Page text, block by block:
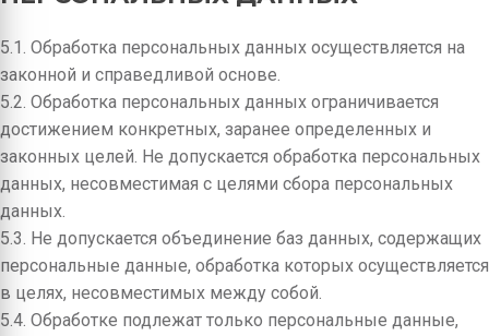
5.1. Обработка персональных данных осуществляется на
законной и справедливой основе.
5.2. Обработка персональных данных ограничивается
достижением конкретных, заранее определенных и
законных целей. Не допускается обработка персональных
данных, несовместимая с целями сбора персональных
данных.
5.3. Не допускается объединение баз данных, содержащих
персональные данные, обработка которых осуществляется
в целях, несовместимых между собой.
5.4. Обработке подлежат только персональные данные,